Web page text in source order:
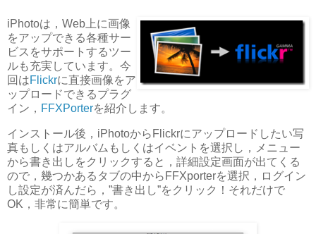
iPhotoは，Web上に画像
をアップできる各種サー
ビスをサポートするツー
ルも充実しています。今
回はFlickrに直接画像をア
ップロードできるプラグ
イン， FFXPorterを紹介します。
インストール後，iPhotoからFlickrにアップロードしたい写
真もしくはアルバムもしくはイベントを選択し，メニュー
から書き出しをクリックすると，詳細設定画面が出てくる
ので，幾つかあるタブの中からFFXporterを選択，ログイン
し設定が済んだら，”書き出し”をクリック！それだけで
OK，非常に簡単です。